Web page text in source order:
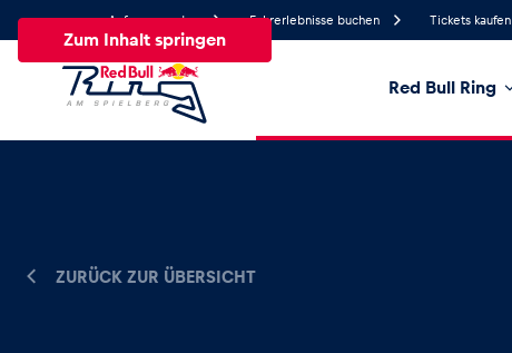
Zum Inhalt springen
Anfrage senden Fahrerlebnisse buchen Tickets kaufen
Red Bull Ring
24.2°
ZURÜCK ZUR ÜBERSICHT